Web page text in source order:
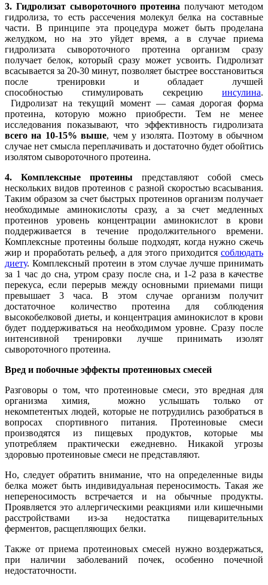
3. Гидролизат сывороточного протеина получают методом
гидролиза, то есть рассечения молекул белка на составные
части. В принципе эта процедура может быть проделана
желудком, но на это уйдет время, а в случае приема
гидролизата сывороточного протеина организм сразу
получает белок, который сразу может усвоить. Гидролизат
всасывается за 20-30 минут, позволяет быстрее восстановиться
после тренировки и обладает лучшей
способностью стимулировать секрецию инсулина.
Гидролизат на текущий момент — самая дорогая форма
протеина, которую можно приобрести. Тем не менее
исследования показывают, что эффективность гидролизата
всего на 10-15% выше, чем у изолята. Поэтому в обычном
случае нет смысла переплачивать и достаточно будет обойтись
изолятом сывороточного протеина.
4. Комплексные протеины представляют собой смесь
нескольких видов протеинов с разной скоростью всасывания.
Таким образом за счет быстрых протеинов организм получает
необходимые аминокислоты сразу, а за счет медленных
протеинов уровень концентрации аминокислот в крови
поддерживается в течение продолжительного времени.
Комплексные протеины больше подходят, когда нужно сжечь
жир и проработать рельеф, а для этого приходится соблюдать
диету. Комплексный протеин в этом случае лучше принимать
за 1 час до сна, утром сразу после сна, и 1-2 раза в качестве
перекуса, если перерыв между основными приемами пищи
превышает 3 часа. В этом случае организм получит
достаточное количество протеина для соблюдения
высокобелковой диеты, и концентрация аминокислот в крови
будет поддерживаться на необходимом уровне. Сразу после
интенсивной тренировки лучше принимать изолят
сывороточного протеина.
Вред и побочные эффекты протеиновых смесей
Разговоры о том, что протеиновые смеси, это вредная для
организма химия, можно услышать только от
некомпетентых людей, которые не потрудились разобраться в
вопросах спортивного питания. Протеиновые смеси
производятся из пищевых продуктов, которые мы
употребляем практически ежедневно. Никакой угрозы
здоровью протеиновые смеси не представляют.
Но, следует обратить внимание, что на определенные виды
белка может быть индивидуальная переносимость. Такая же
непереносимость встречается и на обычные продукты.
Проявляется это аллергическими реакциями или кишечными
расстройствами из-за недостатка пищеварительных
ферментов, расщепляющих белки.
Также от приема протеиновых смесей нужно воздержаться,
при наличии заболеваний почек, особенно почечной
недостаточности.